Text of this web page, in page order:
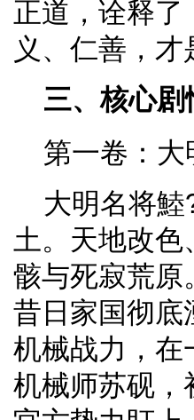
正道，诠释了
义、仁善，
三、核心
第一卷：
大明名将
土。天地改
骸与死寂荒原
昔日家国彻底
机械战力，在
机械师苏砚，